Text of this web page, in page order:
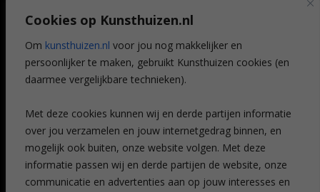
Cookies op Kunsthuizen.nl
Om kunsthuizen.nl voor jou nog makkelijker en
persoonlijker te maken, gebruikt Kunsthuizen cookies (en
daarmee vergelijkbare technieken).
Met deze cookies kunnen wij en derde partijen informatie
over jou verzamelen en jouw internetgedrag binnen, en
mogelijk ook buiten, onze website volgen. Met deze
informatie passen wij en derde partijen de website, onze
communicatie en advertenties aan op jouw interesses en
Voordelen
Veelgestelde vragen
CONTACT
Leiden
Amsterdam
Breda
Favorieten
Mijn art alert